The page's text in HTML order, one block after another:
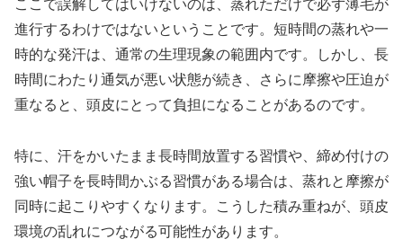
ここで誤解してはいけないのは、蒸れただけで必ず薄毛が
進行するわけではないということです。短時間の蒸れや一
時的な発汗は、通常の生理現象の範囲内です。しかし、長
時間にわたり通気が悪い状態が続き、さらに摩擦や圧迫が
重なると、頭皮にとって負担になることがあるのです。
特に、汗をかいたまま長時間放置する習慣や、締め付けの
強い帽子を長時間かぶる習慣がある場合は、蒸れと摩擦が
同時に起こりやすくなります。こうした積み重ねが、頭皮
環境の乱れにつながる可能性があります。